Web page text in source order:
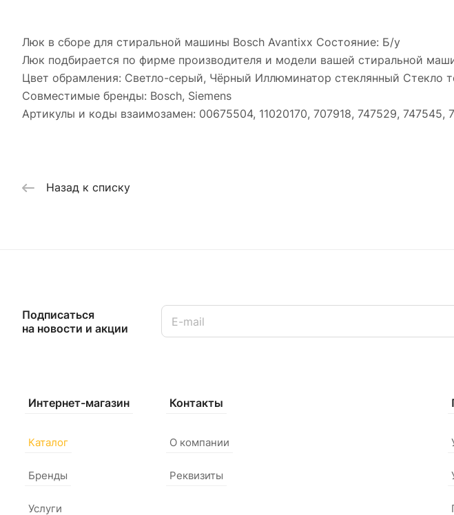
Люк в сборе для стиральной машины Bosch Avantixx Состояние: Б/у
Люк подбирается по фирме производителя и модели вашей стиральной
Цвет обрамления: Светло-серый, Чёрный Иллюминатор стеклянный Стекло
Совместимые бренды: Bosch, Siemens
Артикулы и коды взаимозамен: 00675504, 11020170, 707918, 747529, 747545,
Назад к списку
Подписаться
на новости и акции
Интернет-магазин
Каталог
Бренды
Услуги
Контакты
О компании
Реквизиты